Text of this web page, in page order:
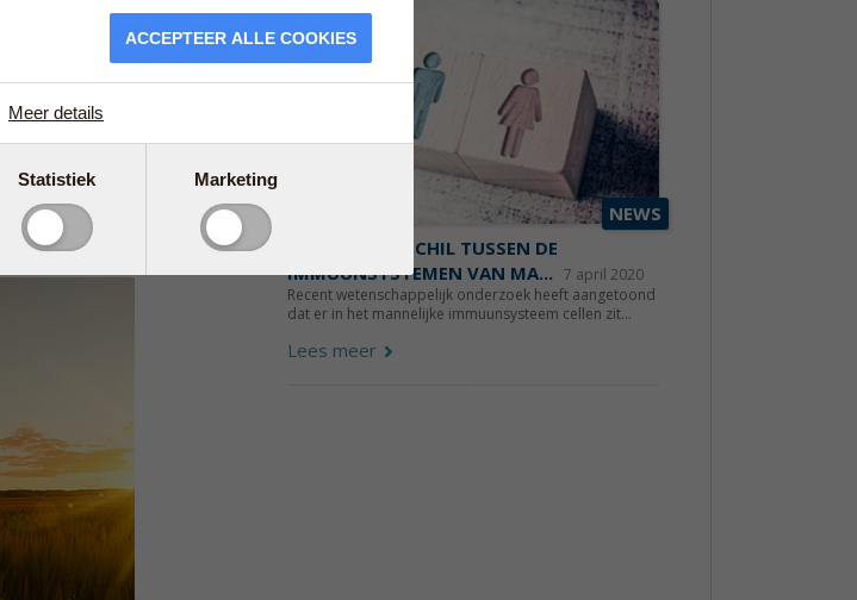
heeft, een
de
gevolg
NEWS
ER IS EEN VERSCHIL TUSSEN DE
IMMUUNSYSTEMEN VAN MA... 7 april 2020
Recent wetenschappelijk onderzoek heeft aangetoond
dat er in het mannelijke immuunsysteem cellen zit...
Lees meer
ACCEPTEER ALLE COOKIES
Meer details
Statistiek Marketing